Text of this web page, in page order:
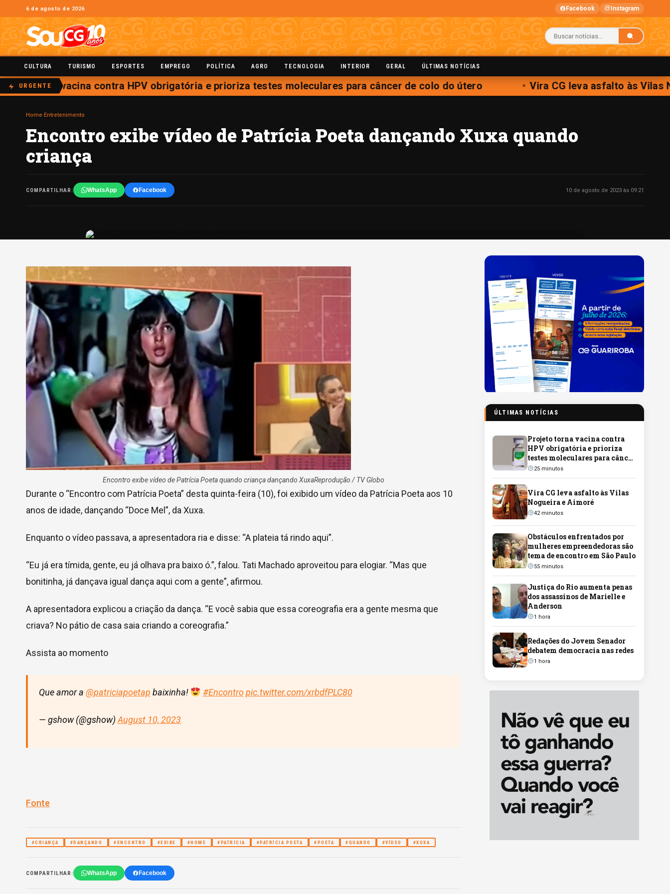
6 de agosto de 2026 Facebook Instagram
CULTURA TURISMO ESPORTES EMPREGO POLÍTICA AGRO TECNOLOGIA INTERIOR GERAL ÚLTIMAS NOTÍCIAS
URGENTE
torna vacina contra HPV obrigatória e prioriza testes moleculares para câncer de colo do útero Vira CG leva asfalto às Vilas
Home Entretenimento
Encontro exibe vídeo de Patrícia Poeta dançando Xuxa quando
criança
COMPARTILHAR: WhatsApp Facebook 10 de agosto de 2023 às 09:21
Encontro exibe vídeo de Patrícia Poeta quando criança dançando XuxaReprodução / TV Globo
Durante o “Encontro com Patrícia Poeta” desta quinta-feira (10), foi exibido um vídeo da Patrícia Poeta aos 10
anos de idade, dançando “Doce Mel”, da Xuxa.
Enquanto o vídeo passava, a apresentadora ria e disse: “A plateia tá rindo aqui”.
“Eu já era tímida, gente, eu já olhava pra baixo ó.”, falou. Tati Machado aproveitou para elogiar. “Mas que
bonitinha, já dançava igual dança aqui com a gente”, afirmou.
A apresentadora explicou a criação da dança. “E você sabia que essa coreografia era a gente mesma que
criava? No pátio de casa saia criando a coreografia.”
Assista ao momento
Que amor a @patriciapoetap baixinha! #Encontro pic.twitter.com/xrbdfPLC80
— gshow (@gshow) August 10, 2023
Fonte
#CRIANÇA #DANÇANDO #ENCONTRO #EXIBE #HOME #PATRÍCIA #PATRÍCIA POETA #POETA #QUANDO #VÍDEO #XUXA
COMPARTILHAR: WhatsApp Facebook
ÚLTIMAS NOTÍCIAS
Projeto torna vacina contra
HPV obrigatória e prioriza
testes moleculares para câncer
de colo do útero
25 minutos
Vira CG leva asfalto às Vilas
Nogueira e Aimoré
42 minutos
Obstáculos enfrentados por
mulheres empreendedoras são
tema de encontro em São Paulo
55 minutos
Justiça do Rio aumenta penas
dos assassinos de Marielle e
Anderson
1 hora
Redações do Jovem Senador
debatem democracia nas redes
1 hora